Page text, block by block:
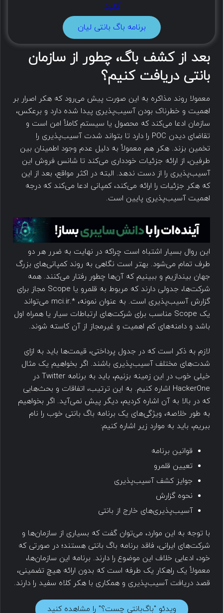
کنید.
برنامه باگ بانتی لیان
بعد از کشف باگ، چطور از سازمان
بانتی دریافت کنیم؟
معمولا روند مذاکره به این صورت پیش می‌رود که هکر اصرار بر
اهمیت و خطرناک بودن آسیب‌پذیری پیدا شده دارد و برعکس،
سازمان ادعا می‌کند که محصول یا سیستم کاملاً امن است و
تقاضای دیدن POC را دارد تا بتواند شدت آسیب‌پذیری را
تخمین بزند. هکر هم معمولاً به دلیل عدم وجود اطمینان بین
طرفین، از ارائه جزئیات خودداری می‌کند تا شانس فروش این
آسیب‌پذیری را از دست ندهد. البته در اکثر مواقع، بعد از این
که هکر جزئیات را ارائه می‌کند، کمپانی ادعا می‌کند که درجه
اهمیت آسیب‌پذیری پایین است.
این روال بسیار اشتباه است چراکه در نهایت به ضرر هر دو
طرف تمام می‌شود. بهتر است نگاهی به روند کمپانی‌های بزرگ
جهان بیندازیم و ببینیم که آن‌ها چطور رفتار می‌کنند. همه
شرکت‌ها، جدولی دارند که مربوط به قلمرو یا Scope مجاز برای
گزارش آسیب‌پذیری است. به عنوان نمونه، *.mci.ir می‌تواند
یک Scope مناسب برای شرکت‌های ارتباطات سیار یا همراه اول
باشد و دامنه‌های کم اهمیت و غیرمجاز از آن کاسته شوند.
لازم به ذکر است که در جدول پرداختی، قیمت‌ها باید به ازای
شدت‌های مختلف آسیب‌پذیری باشند. اگر بخواهیم یک مثال
خیلی خوب در این زمینه بزنیم، باید به برنامه Twitter در
HackerOne اشاره کنیم. به این ترتیب، اتفاقات و بحث‌هایی
که در بالا به آن اشاره کردیم، دیگر پیش نمی‌آید. اگر بخواهیم
به طور خلاصه، ویژگی‌های یک برنامه باگ بانتی خوب را نام
ببریم، باید به موارد زیر اشاره کنیم:
قوانین برنامه
تعیین قلمرو
جوایز کشف آسیب‌پذیری
نحوه گزارش
آسیب‌پذیری‌های خارج از بانتی
با توجه به این موارد، می‌توان گفت که بسیاری از سازمان‌ها و
شرکت‌های ایرانی، فاقد برنامه باگ بانتی هستند؛ در صورتی که
خود، ادعایی خلاف این موضوع را دارند. برنامه این سازمان‌ها،
معمولاً یک راهکار یک طرفه است که بدون ارائه هیچ تضمینی،
قصد دریافت آسیب‌پذیری و همکاری با هکر کلاه سفید را دارند.
ویدئو "باگ‌بانتی چست؟" را مشاهده کنید